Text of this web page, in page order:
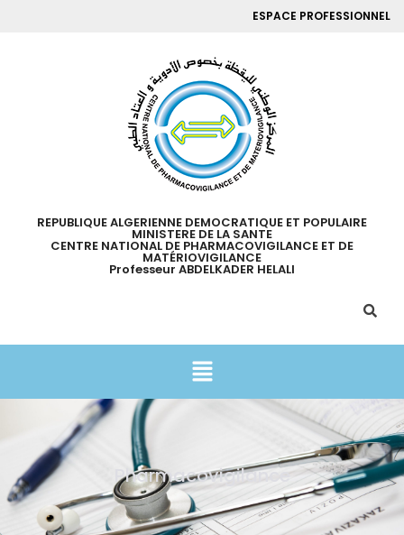
ESPACE PROFESSIONNEL
REPUBLIQUE ALGERIENNE DEMOCRATIQUE ET POPULAIRE
MINISTERE DE LA SANTE
CENTRE NATIONAL DE PHARMACOVIGILANCE ET DE
MATÉRIOVIGILANCE
Professeur ABDELKADER HELALI
Pharmacovigilance